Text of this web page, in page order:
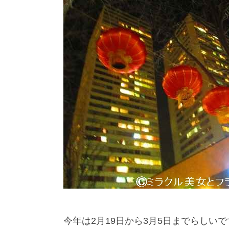
今年は2月19日から3月5日までらしいで